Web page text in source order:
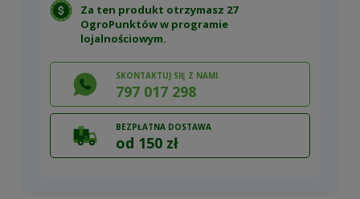
Za ten produkt otrzymasz 27
OgroPunktów w programie
lojalnościowym.
SKONTAKTUJ SIĘ Z NAMI
797 017 298
BEZPŁATNA DOSTAWA
od 150 zł